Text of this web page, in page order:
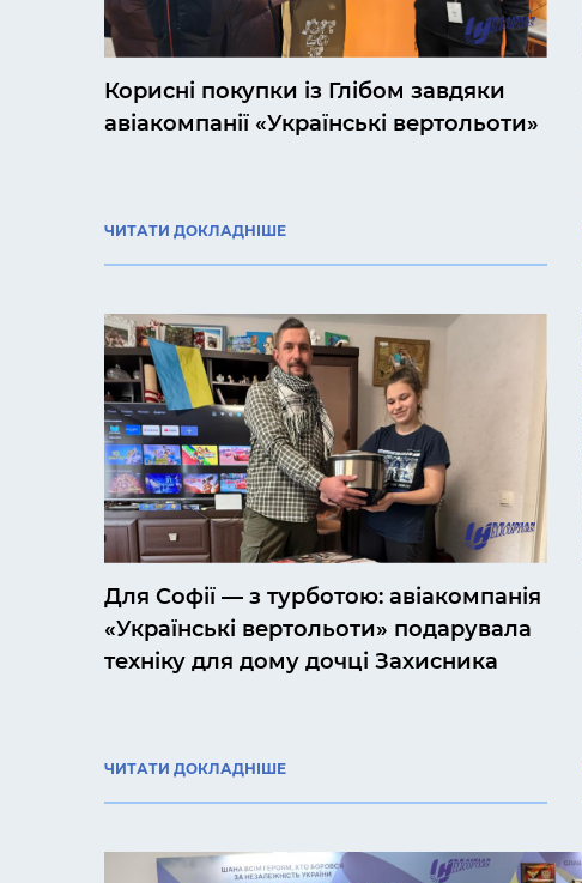
Корисні покупки із Глібом завдяки
авіакомпанії «Українські вертольоти»
ЧИТАТИ ДОКЛАДНІШЕ
Для Софії — з турботою: авіакомпанія
«Українські вертольоти» подарувала
техніку для дому дочці Захисника
ЧИТАТИ ДОКЛАДНІШЕ